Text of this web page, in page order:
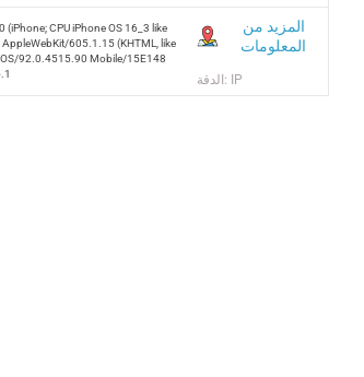
(iPhone; CPU iPhone OS 16_3 like
AppleWebKit/605.1.15 (KHTML, like
92.0.4515.90 Mobile/15E148
المزيد من
المعلومات
الدقة: IP